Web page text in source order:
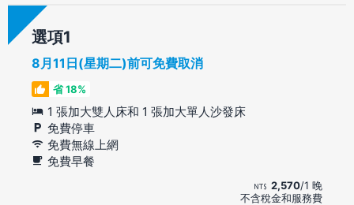
選項
8月11日(星期二)前可免費取消
省 18%
1 張加大雙人床和 1 張加大單人沙發床
免費停車
免費無線上網
免費早餐
2,570/1 晚
不含稅金和服務費